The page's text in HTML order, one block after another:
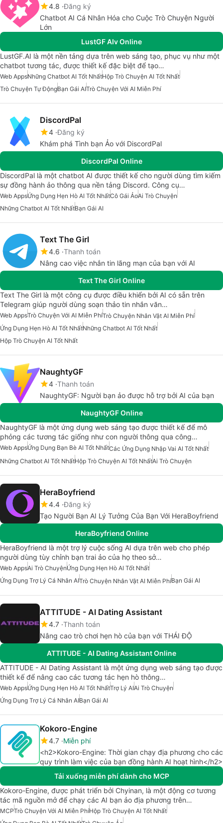
4.8 Đăng ký
Chatbot AI Cá Nhân Hóa cho Cuộc Trò Chuyện Người
Lớn
LustGF AIv Online
LustGF.AI là một nền tảng dựa trên web sáng tạo, phục vụ như một
chatbot tương tác, được thiết kế đặc biệt để tạo…
Web AppsNhững Chatbot AI Tốt NhấtHộp Trò Chuyện AI Tốt Nhất
Trò Chuyện Tự ĐộngBạn Gái AITrò Chuyện Với AI Miễn Phí
DiscordPal
4 Đăng ký
Khám phá Tình bạn Ảo với DiscordPal
DiscordPal Online
DiscordPal là một chatbot AI được thiết kế cho người dùng tìm kiếm
sự đồng hành ảo thông qua nền tảng Discord. Công cụ…
Web AppsỨng Dụng Hẹn Hò AI Tốt NhấtCô Gái ẢoAi Trò Chuyện
Những Chatbot AI Tốt NhấtBạn Gái AI
Text The Girl
4.6 Thanh toán
Nâng cao việc nhắn tin lãng mạn của bạn với AI
Text The Girl Online
Text The Girl là một công cụ được điều khiển bởi AI có sẵn trên
Telegram giúp người dùng soạn thảo tin nhắn văn…
Web AppsTrò Chuyện Với AI Miễn PhíTrò Chuyện Nhân Vật AI Miễn Phí
Ứng Dụng Hẹn Hò AI Tốt NhấtNhững Chatbot AI Tốt Nhất
Hộp Trò Chuyện AI Tốt Nhất
NaughtyGF
4 Thanh toán
NaughtyGF: Người bạn ảo được hỗ trợ bởi AI của bạn
NaughtyGF Online
NaughtyGF là một ứng dụng web sáng tạo được thiết kế để mô
phỏng các tương tác giống như con người thông qua công…
Web AppsỨng Dụng Bạn Bè AI Tốt NhấtCác Ứng Dụng Nhập Vai AI Tốt Nhất
Những Chatbot AI Tốt NhấtHộp Trò Chuyện AI Tốt NhấtAi Trò Chuyện
HeraBoyfriend
4.4 Đăng ký
Tạo Người Bạn AI Lý Tưởng Của Bạn Với HeraBoyfriend
HeraBoyfriend Online
HeraBoyfriend là một trợ lý cuộc sống AI dựa trên web cho phép
người dùng tùy chỉnh bạn trai ảo của họ theo sở…
Web AppsAi Trò ChuyệnỨng Dụng Hẹn Hò AI Tốt Nhất
Ứng Dụng Trợ Lý Cá Nhân AITrò Chuyện Nhân Vật AI Miễn PhíBạn Gái AI
ATTITUDE - AI Dating Assistant
4.7 Thanh toán
Nâng cao trò chơi hẹn hò của bạn với THÁI ĐỘ
ATTITUDE - AI Dating Assistant Online
ATTITUDE - AI Dating Assistant là một ứng dụng web sáng tạo được
thiết kế để nâng cao các tương tác hẹn hò thông…
Web AppsỨng Dụng Hẹn Hò AI Tốt NhấtTrợ Lý AIAi Trò Chuyện
Ứng Dụng Trợ Lý Cá Nhân AIBạn Gái AI
Kokoro-Engine
4.7 Miễn phí
<h2>Kokoro-Engine: Thời gian chạy địa phương cho các
quy trình làm việc của bạn đồng hành AI hoạt hình</h2>
Tải xuống miễn phí dành cho MCP
Kokoro-Engine, được phát triển bởi Chyinan, là một động cơ tương
tác mã nguồn mở để chạy các AI bạn ảo địa phương trên…
MCPTrò Chuyện Với AI Miễn PhíHộp Trò Chuyện AI Tốt Nhất